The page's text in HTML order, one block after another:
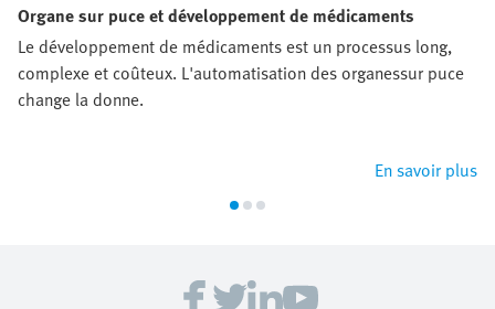
Organe sur puce et développement de médicaments
Le développement de médicaments est un processus long,
complexe et coûteux. L'automatisation des organessur puce
change la donne.
En savoir plus